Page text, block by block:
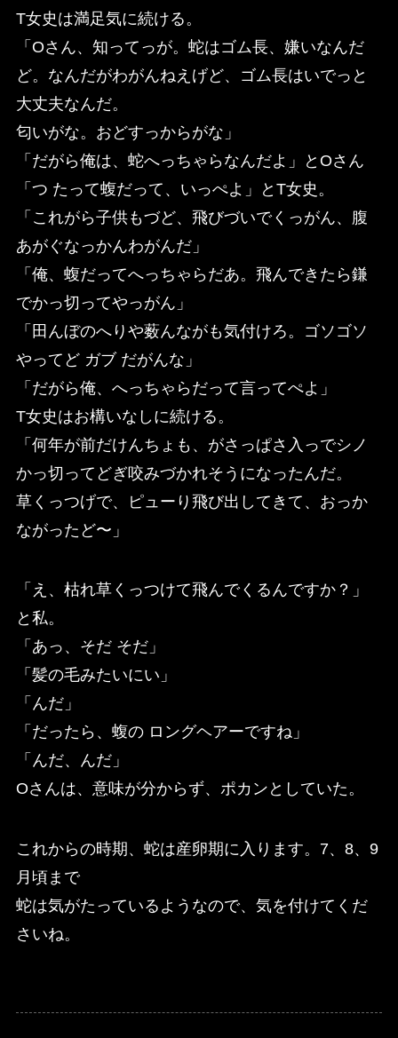
T女史は満足気に続ける。
「Oさん、知ってっが。蛇はゴム長、嫌いなんだ
ど。なんだがわがんねえげど、ゴム長はいでっと
大丈夫なんだ。
匂いがな。おどすっからがな」
「だがら俺は、蛇へっちゃらなんだよ」とOさん
「つ たって蝮だって、いっぺよ」とT女史。
「これがら子供もづど、飛びづいでくっがん、腹
あがぐなっかんわがんだ」
「俺、蝮だってへっちゃらだあ。飛んできたら鎌
でかっ切ってやっがん」
「田んぼのへりや薮んながも気付けろ。ゴソゴソ
やってど ガブ だがんな」
「だがら俺、へっちゃらだって言ってぺよ」
T女史はお構いなしに続ける。
「何年が前だけんちょも、がさっぱさ入っでシノ
かっ切ってどぎ咬みづかれそうになったんだ。
草くっつげで、ピューり飛び出してきて、おっか
ながったど〜」
「え、枯れ草くっつけて飛んでくるんですか？」
と私。
「あっ、そだ そだ」
「髪の毛みたいにい」
「んだ」
「だったら、蝮の ロングヘアーですね」
「んだ、んだ」
Oさんは、意味が分からず、ポカンとしていた。
これからの時期、蛇は産卵期に入ります。7、8、9
月頃まで
蛇は気がたっているようなので、気を付けてくだ
さいね。